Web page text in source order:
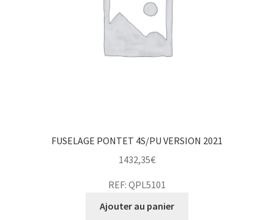
FUSELAGE PONTET 4S/PU VERSION 2021
1432,35€
REF: QPL5101
Ajouter au panier